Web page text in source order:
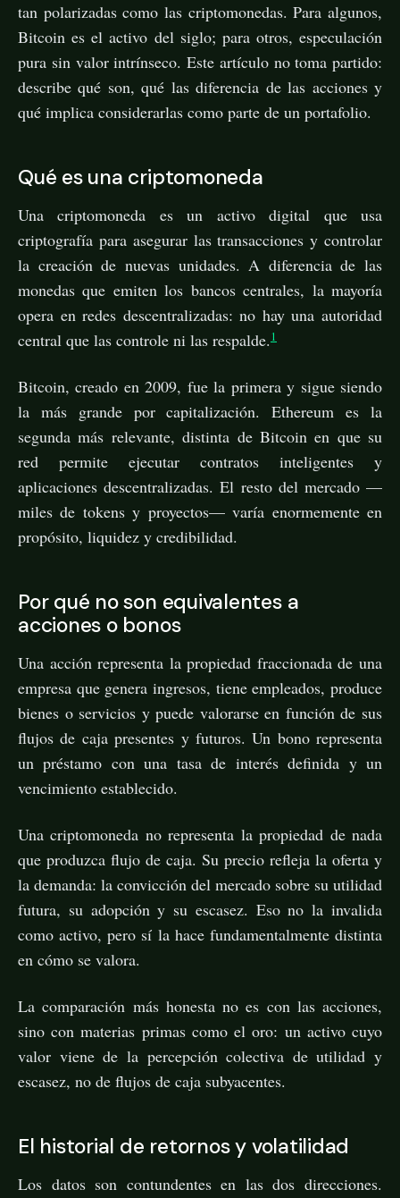
tan polarizadas como las criptomonedas. Para algunos,
Bitcoin es el activo del siglo; para otros, especulación
pura sin valor intrínseco. Este artículo no toma partido:
describe qué son, qué las diferencia de las acciones y
qué implica considerarlas como parte de un portafolio.
Qué es una criptomoneda
Una criptomoneda es un activo digital que usa
criptografía para asegurar las transacciones y controlar
la creación de nuevas unidades. A diferencia de las
monedas que emiten los bancos centrales, la mayoría
opera en redes descentralizadas: no hay una autoridad
central que las controle ni las respalde.1
Bitcoin, creado en 2009, fue la primera y sigue siendo
la más grande por capitalización. Ethereum es la
segunda más relevante, distinta de Bitcoin en que su
red permite ejecutar contratos inteligentes y
aplicaciones descentralizadas. El resto del mercado —
miles de tokens y proyectos— varía enormemente en
propósito, liquidez y credibilidad.
Por qué no son equivalentes a
acciones o bonos
Una acción representa la propiedad fraccionada de una
empresa que genera ingresos, tiene empleados, produce
bienes o servicios y puede valorarse en función de sus
flujos de caja presentes y futuros. Un bono representa
un préstamo con una tasa de interés definida y un
vencimiento establecido.
Una criptomoneda no representa la propiedad de nada
que produzca flujo de caja. Su precio refleja la oferta y
la demanda: la convicción del mercado sobre su utilidad
futura, su adopción y su escasez. Eso no la invalida
como activo, pero sí la hace fundamentalmente distinta
en cómo se valora.
La comparación más honesta no es con las acciones,
sino con materias primas como el oro: un activo cuyo
valor viene de la percepción colectiva de utilidad y
escasez, no de flujos de caja subyacentes.
El historial de retornos y volatilidad
Los datos son contundentes en las dos direcciones.